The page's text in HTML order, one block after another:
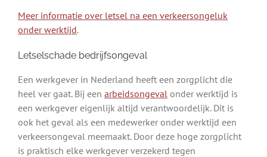
Meer informatie over letsel na een verkeersongeluk
onder werktijd.
Letselschade bedrijfsongeval
Een werkgever in Nederland heeft een zorgplicht die
heel ver gaat. Bij een arbeidsongeval onder werktijd is
een werkgever eigenlijk altijd verantwoordelijk. Dit is
ook het geval als een medewerker onder werktijd een
verkeersongeval meemaakt. Door deze hoge zorgplicht
is praktisch elke werkgever verzekerd tegen